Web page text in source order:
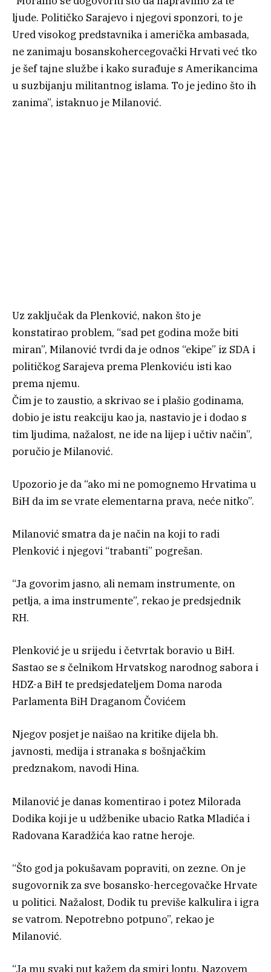
ljude. Političko Sarajevo i njegovi sponzori, to je
Ured visokog predstavnika i američka ambasada,
ne zanimaju bosanskohercegovački Hrvati već tko
je šef tajne službe i kako surađuje s Amerikancima
u suzbijanju militantnog islama. To je jedino što ih
zanima”, istaknuo je Milanović.
Uz zaključak da Plenković, nakon što je
konstatirao problem, “sad pet godina može biti
miran”, Milanović tvrdi da je odnos “ekipe” iz SDA i
političkog Sarajeva prema Plenkoviću isti kao
prema njemu.
Čim je to zaustio, a skrivao se i plašio godinama,
dobio je istu reakciju kao ja, nastavio je i dodao s
tim ljudima, nažalost, ne ide na lijep i učtiv način”,
poručio je Milanović.
Upozorio je da “ako mi ne pomognemo Hrvatima u
BiH da im se vrate elementarna prava, neće nitko”.
Milanović smatra da je način na koji to radi
Plenković i njegovi “trabanti” pogrešan.
“Ja govorim jasno, ali nemam instrumente, on
petlja, a ima instrumente”, rekao je predsjednik
RH.
Plenković je u srijedu i četvrtak boravio u BiH.
Sastao se s čelnikom Hrvatskog narodnog sabora i
HDZ-a BiH te predsjedateljem Doma naroda
Parlamenta BiH Draganom Čovićem
Njegov posjet je naišao na kritike dijela bh.
javnosti, medija i stranaka s bošnjačkim
predznakom, navodi Hina.
Milanović je danas komentirao i potez Milorada
Dodika koji je u udžbenike ubacio Ratka Mladića i
Radovana Karadžića kao ratne heroje.
“Što god ja pokušavam popraviti, on zezne. On je
sugovornik za sve bosansko-hercegovačke Hrvate
u politici. Nažalost, Dodik tu previše kalkulira i igra
se vatrom. Nepotrebno potpuno”, rekao je
Milanović.
“Ja mu svaki put kažem da smiri loptu. Nazovem